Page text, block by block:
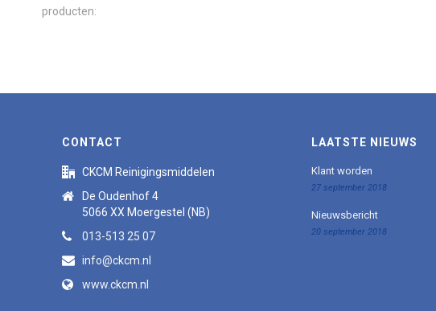
producten:
CONTACT
CKCM Reinigingsmiddelen
De Oudenhof 4
5066 XX Moergestel (NB)
013-513 25 07
info@ckcm.nl
www.ckcm.nl
LAATSTE NIEUWS
Klant worden
27 september 2018
Nieuwsbericht
20 september 2018